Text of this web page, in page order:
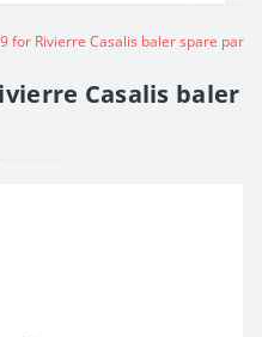
for Rivierre Casalis baler spare part
Casalis baler